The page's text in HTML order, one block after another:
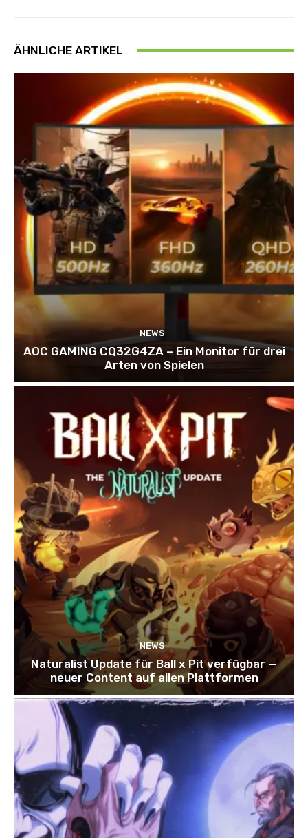
ÄHNLICHE ARTIKEL
NEWS
AOC GAMING CQ32G4ZA – Ein Monitor für drei
Arten von Spielen
NEWS
Naturalist Update für Ball x Pit verfügbar —
neuer Content auf allen Plattformen